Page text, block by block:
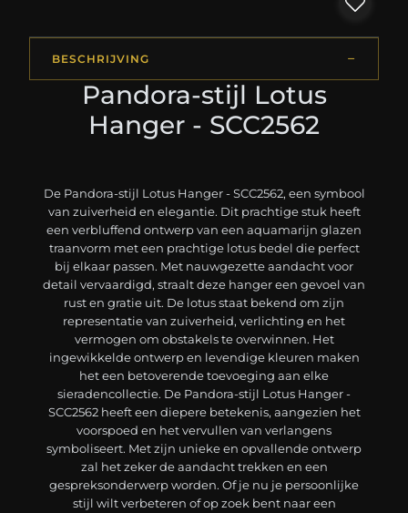
BESCHRIJVING
Pandora-stijl Lotus
Hanger - SCC2562
De Pandora-stijl Lotus Hanger - SCC2562, een symbool
van zuiverheid en elegantie. Dit prachtige stuk heeft
een verbluffend ontwerp van een aquamarijn glazen
traanvorm met een prachtige lotus bedel die perfect
bij elkaar passen. Met nauwgezette aandacht voor
detail vervaardigd, straalt deze hanger een gevoel van
rust en gratie uit. De lotus staat bekend om zijn
representatie van zuiverheid, verlichting en het
vermogen om obstakels te overwinnen. Het
ingewikkelde ontwerp en levendige kleuren maken
het een betoverende toevoeging aan elke
sieradencollectie. De Pandora-stijl Lotus Hanger -
SCC2562 heeft een diepere betekenis, aangezien het
voorspoed en het vervullen van verlangens
symboliseert. Met zijn unieke en opvallende ontwerp
zal het zeker de aandacht trekken en een
gespreksonderwerp worden. Of je nu je persoonlijke
stijl wilt verbeteren of op zoek bent naar een